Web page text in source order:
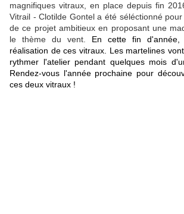
magnifiques vitraux, en place depuis fin
Vitrail - Clotilde Gontel a été séléctionné
de ce projet ambitieux en proposant une
le thème du vent. En cette fin d'année,
réalisation de ces vitraux. Les martelines
rythmer l'atelier pendant quelques mois
Rendez-vous l'année prochaine pour
ces deux vitraux !